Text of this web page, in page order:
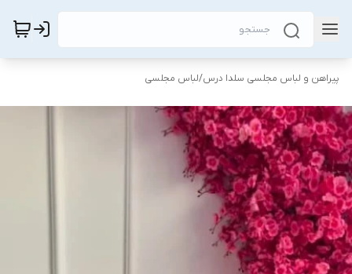
پیراهن و لباس مجلسی سلدا درس/لباس مجلسی